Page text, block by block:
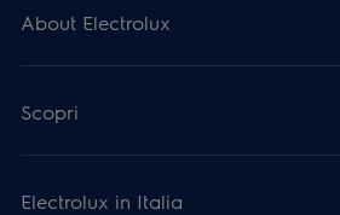
About Electrolux
Scopri
Electrolux in Italia